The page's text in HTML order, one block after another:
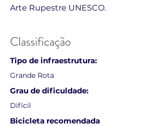
Arte Rupestre UNESCO.
Classificação
Tipo de infraestrutura:
Grande Rota
Grau de dificuldade:
Difícil
Bicicleta recomendada